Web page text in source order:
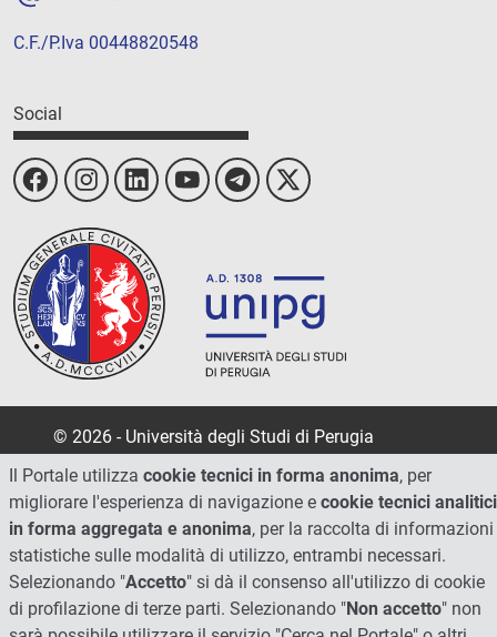
C.F./P.Iva 00448820548
Social
© 2026 - Università degli Studi di Perugia
Il Portale utilizza cookie tecnici in forma anonima, per
migliorare l'esperienza di navigazione e cookie tecnici analitici
in forma aggregata e anonima, per la raccolta di informazioni
statistiche sulle modalità di utilizzo, entrambi necessari.
Selezionando "Accetto" si dà il consenso all'utilizzo di cookie
di profilazione di terze parti. Selezionando "Non accetto" non